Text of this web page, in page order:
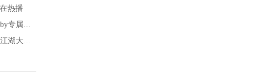
热播
杨颖亲临江湖！《剑侠世界3》Angelababy专属新服开启
《剑侠世界3》今日公测！Angelababy真江湖大片首爆